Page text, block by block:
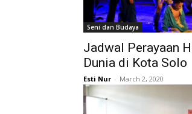
Seni dan Budaya
Jadwal Perayaan
Dunia di Kota Solo
Esti Nur - March 2, 2020